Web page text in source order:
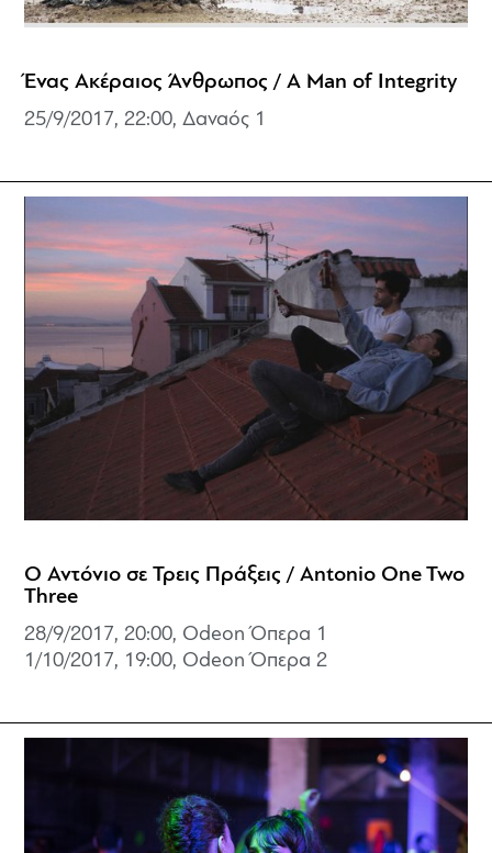
Ένας Ακέραιος Άνθρωπος / A Man of Integrity
25/9/2017, 22:00, Δαναός 1
Ο Αντόνιο σε Τρεις Πράξεις / Antonio One Two
Three
28/9/2017, 20:00, Odeon Όπερα 1
1/10/2017, 19:00, Odeon Όπερα 2